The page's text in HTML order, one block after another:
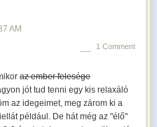
AM
1 Comment
az ember felesége
jót tud tenni egy kis relaxáló
az idegeimet, meg zárom ki a
például. De hát még az "élő"